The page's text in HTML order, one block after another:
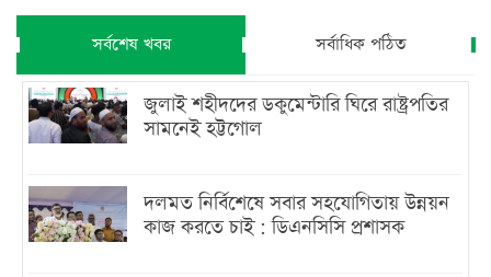
সর্বশেষ খবর সর্বাধিক পঠিত
জুলাই শহীদদের ডকুমেন্টারি ঘিরে রাষ্ট্রপতির
সামনেই হট্টগোল
দলমত নির্বিশেষে সবার সহযোগিতায় উন্নয়ন
কাজ করতে চাই : ডিএনসিসি প্রশাসক